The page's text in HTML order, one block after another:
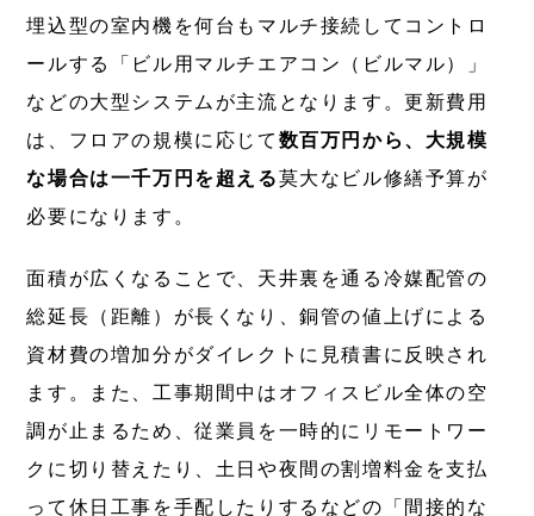
埋込型の室内機を何台もマルチ接続してコントロ
ールする「ビル用マルチエアコン（ビルマル）」
などの大型システムが主流となります。更新費用
は、フロアの規模に応じて 数百万円から、大規模
な場合は一千万円を超える莫大なビル修繕予算が
必要になります。
面積が広くなることで、天井裏を通る冷媒配管の
総延長（距離）が長くなり、銅管の値上げによる
資材費の増加分がダイレクトに見積書に反映され
ます。また、工事期間中はオフィスビル全体の空
調が止まるため、従業員を一時的にリモートワー
クに切り替えたり、土日や夜間の割増料金を支払
って休日工事を手配したりするなどの「間接的な